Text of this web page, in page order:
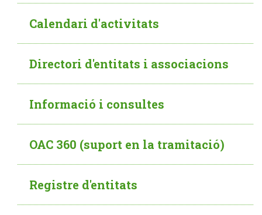
Calendari d'activitats
Directori d'entitats i associacions
Informació i consultes
OAC 360 (suport en la tramitació)
Registre d'entitats